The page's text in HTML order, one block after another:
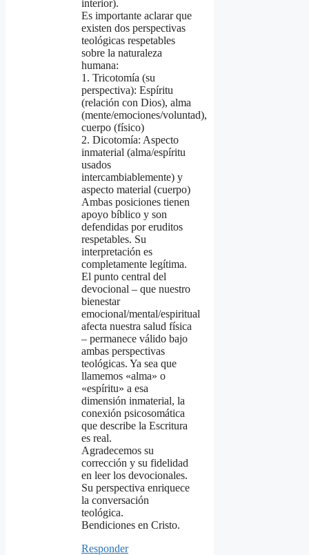
interior).
Es importante aclarar que
existen dos perspectivas
teológicas respetables
sobre la naturaleza
humana:
1. Tricotomía (su
perspectiva): Espíritu
(relación con Dios), alma
(mente/emociones/voluntad),
cuerpo (físico)
2. Dicotomía: Aspecto
inmaterial (alma/espíritu
usados
intercambiablemente) y
aspecto material (cuerpo)
Ambas posiciones tienen
apoyo bíblico y son
defendidas por eruditos
respetables. Su
interpretación es
completamente legítima.
El punto central del
devocional – que nuestro
bienestar
emocional/mental/espiritual
afecta nuestra salud física
– permanece válido bajo
ambas perspectivas
teológicas. Ya sea que
llamemos «alma» o
«espíritu» a esa
dimensión inmaterial, la
conexión psicosomática
que describe la Escritura
es real.
Agradecemos su
corrección y su fidelidad
en leer los devocionales.
Su perspectiva enriquece
la conversación
teológica.
Bendiciones en Cristo.
Responder